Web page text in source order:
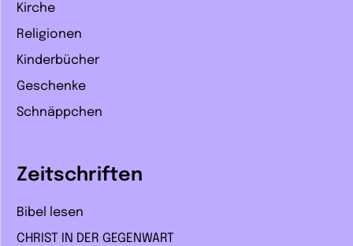
Kirche
Religionen
Kinderbücher
Geschenke
Schnäppchen
Zeitschriften
Bibel lesen
CHRIST IN DER GEGENWART